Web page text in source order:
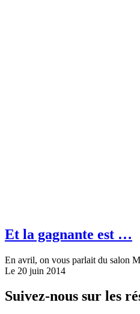
Et la gagnante est …
En avril, on vous parlait du salon
Le 20 juin 2014
Suivez-nous sur les